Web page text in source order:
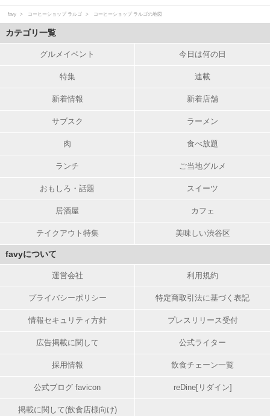
favy コーヒーショップ ラルゴ コーヒーショップ ラルゴの地図
カテゴリ一覧
グルメイベント 今日は何の日
特集 連載
新着情報 新着店舗
サブスク ラーメン
肉 食べ放題
ランチ ご当地グルメ
おもしろ・話題 スイーツ
居酒屋 カフェ
テイクアウト特集 美味しい渋谷区
favyについて
運営会社 利用規約
プライバシーポリシー 特定商取引法に基づく表記
情報セキュリティ方針 プレスリリース受付
広告掲載に関して 公式ライター
採用情報 飲食チェーン一覧
公式ブログ favicon reDine[リダイン]
掲載に関して(飲食店様向け)